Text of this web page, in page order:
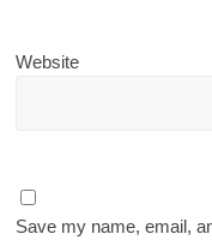
Website
Save my name, email,